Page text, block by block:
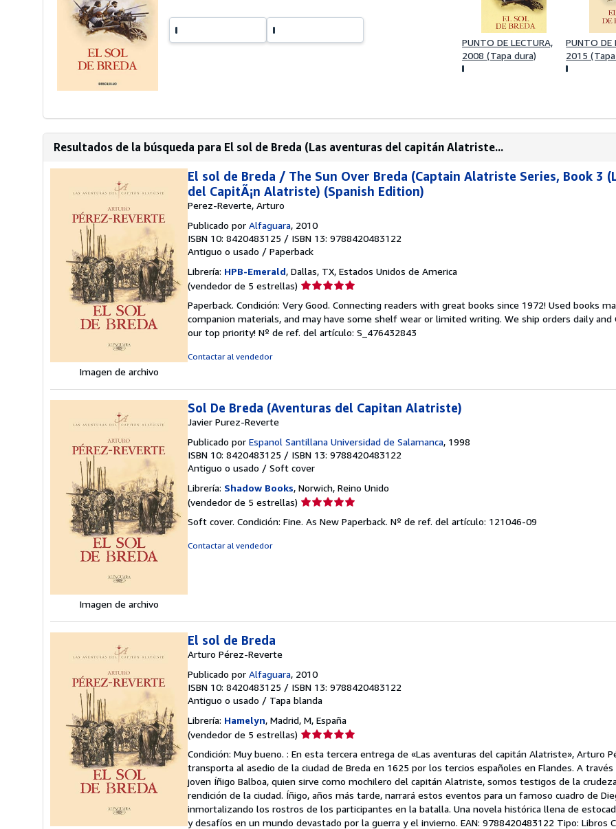
PUNTO DE LECTURA,
2008 (Tapa dura)
PUNTO DE
2015
Resultados de la búsqueda para El sol de Breda (Las aventuras del capitán Alatriste...
Imagen de archivo
El sol de Breda / The Sun Over Breda (Captain Alatriste Series, Book 3
del CapitÃ¡n Alatriste) (Spanish Edition)
Perez-Reverte, Arturo
Publicado por Alfaguara, 2010
ISBN 10: 8420483125 / ISBN 13: 9788420483122
Antiguo o usado / Paperback
Librería: HPB-Emerald, Dallas, TX, Estados Unidos de America
(vendedor de 5 estrellas) Calificación
vendedor:
5
de
Paperback. Condición: Very Good. Connecting readers with great books since 1972! Used books
companion materials, and may have some shelf wear or limited writing. We ship orders daily and
our top priority! Nº de ref. del artículo: S_476432843
Contactar al vendedor
Imagen de archivo
Sol De Breda (Aventuras del Capitan Alatriste)
Javier Purez-Reverte
Publicado por Espanol Santillana Universidad de Salamanca, 1998
ISBN 10: 8420483125 / ISBN 13: 9788420483122
Antiguo o usado / Soft cover
Librería: Shadow Books, Norwich, Reino Unido
(vendedor de 5 estrellas) Calificación
vendedor:
Soft cover. Condición: Fine. As New Paperback. Nº de ref. del artículo: 121046-09
Contactar al vendedor
El sol de Breda
Arturo Pérez-Reverte
Publicado por Alfaguara, 2010
ISBN 10: 8420483125 / ISBN 13: 9788420483122
Antiguo o usado / Tapa blanda
Librería: Hamelyn, Madrid, M, España
(vendedor de 5 estrellas) Calificación
vendedor:
5
de
5
estrellas
Condición: Muy bueno. : En esta tercera entrega de «Las aventuras del capitán Alatriste», Arturo
transporta al asedio de la ciudad de Breda en 1625 por los tercios españoles en Flandes. A
joven Íñigo Balboa, quien sirve como mochilero del capitán Alatriste, somos testigos de la
rendición de la ciudad. Íñigo, años más tarde, narrará estos eventos para un famoso cuadro de
inmortalizando los rostros de los participantes en la batalla. Una novela histórica llena de
y desafíos en un mundo devastado por la guerra y el invierno. EAN: 9788420483122 Tipo: Libros